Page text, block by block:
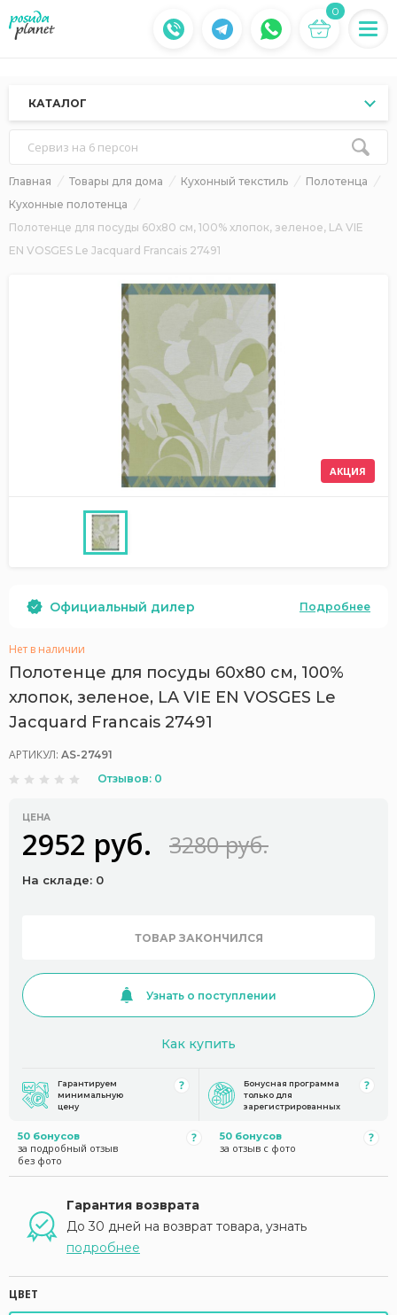
0
КАТАЛОГ
Сервиз на 6 персон
Главная Товары для дома Кухонный текстиль
Полотенца
Кухонные полотенца
Полотенце для посуды 60х80 см, 100% хлопок, зеленое, LA VIE
EN VOSGES Le Jacquard Francais 27491
АКЦИЯ
Официальный дилер Подробнее
Нет в наличии
Полотенце для посуды 60х80 см, 100%
хлопок, зеленое, LA VIE EN VOSGES Le
Jacquard Francais 27491
АРТИКУЛ: AS-27491
Отзывов: 0
ЦЕНА
2952 руб. 3280 руб.
На складе: 0
ТОВАР ЗАКОНЧИЛСЯ
Узнать о поступлении
Как купить
Гарантируем
минимальную
цену
Бонусная программа
только для
зарегистрированных
50 бонусов
за подробный отзыв
без фото
50 бонусов
за отзыв с фото
Гарантия возврата
До 30 дней на возврат товара, узнать
подробнее
ЦВЕТ